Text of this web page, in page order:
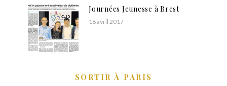
Journées Jeunesse à Brest
18 avril 2017
SORTIR À PARIS